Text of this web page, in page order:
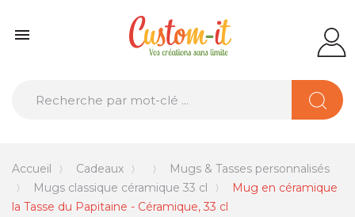

Accueil Cadeaux
Mugs & Tasses personnalisés
Mugs classique céramique 33 cl
Mug en céramique
la Tasse du Papitaine - Céramique, 33 cl